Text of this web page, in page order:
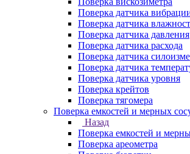
Поверка датчика
Поверка датчика
Поверка датчика давления
Поверка датчика расхода
Поверка датчика
Поверка датчика
Поверка датчика уровня
Поверка крейтов
Поверка тягомера
Поверка емкостей и мерных
Назад
Поверка емкостей и
Поверка ареометра